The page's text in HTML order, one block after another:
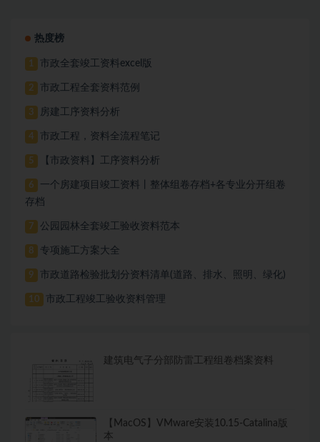
热度榜
1 市政全套竣工资料excel版
2 市政工程全套资料范例
3 房建工序资料分析
4 市政工程，资料全流程笔记
5 【市政资料】工序资料分析
6
一个房建项目竣工资料丨整体组卷存档+各专业分开组卷
存档
7 公园园林全套竣工验收资料范本
8 专项施工方案大全
9 市政道路检验批划分资料清单(道路、排水、照明、绿化)
10 市政工程竣工验收资料管理
建筑电气子分部防雷工程组卷档案资料
【MacOS】VMware安装10.15-Catalina版
本